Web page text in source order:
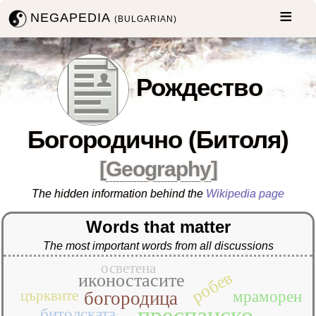
NEGAPEDIA(BULGARIAN)
Рождество
Богородично (Битоля)
[Geography]
The hidden information behind the Wikipedia page
Words that matter
The most important words from all discussions
богородица
иконостасите робевмраморен
осветена
църквите